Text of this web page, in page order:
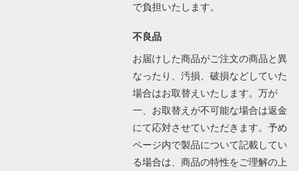
で負担いたします。
不良品
お届けした商品がご注文の商品と異
なったり、汚損、破損などしていた
場合はお取替えいたします。万が
一、お取替えが不可能な場合は返金
にて応対させていただきます。予め
ページ内で製品について記載してい
る場合は、商品の特性をご理解の上